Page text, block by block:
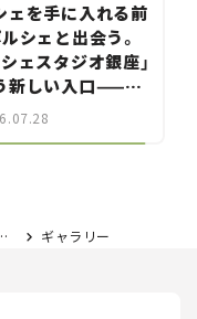
ェを手に入れる前
ルシェと出会う。
シェスタジオ銀座」
新しい入口——連
とクルマでどう
ギャラリー